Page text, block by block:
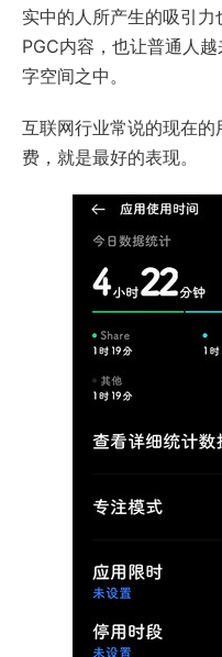
实中的人所产生的吸引力
PGC内容，也让普通人
字空间之中。
互联网行业常说的现在
费，就是最好的表现。